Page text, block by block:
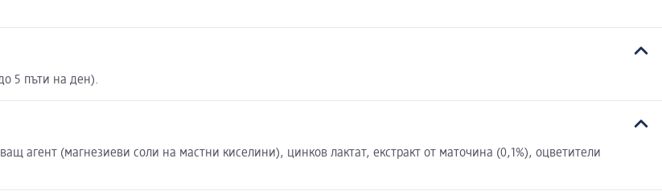
5 пъти на ден).
агент (магнезиеви соли на мастни киселини), цинков лактат, екстракт от маточина (0,1%), оцветители